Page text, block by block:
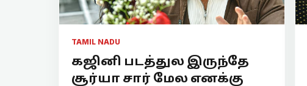
TAMIL NADU
கஜினி படத்துல இருந்தே
சூர்யா சார் மேல எனக்கு